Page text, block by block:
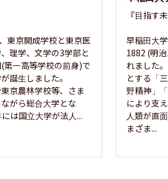
東京開成学校と東京医
理学、文学の3学部と
第一高等学校の前身)で
誕生しました。
京農林学校等、さま
がら総合大学とな
は国立大学が法人...
『目指す
早稲田大
1882 (明
れました
とする「
野精神」
により支
人類が直
まざま...